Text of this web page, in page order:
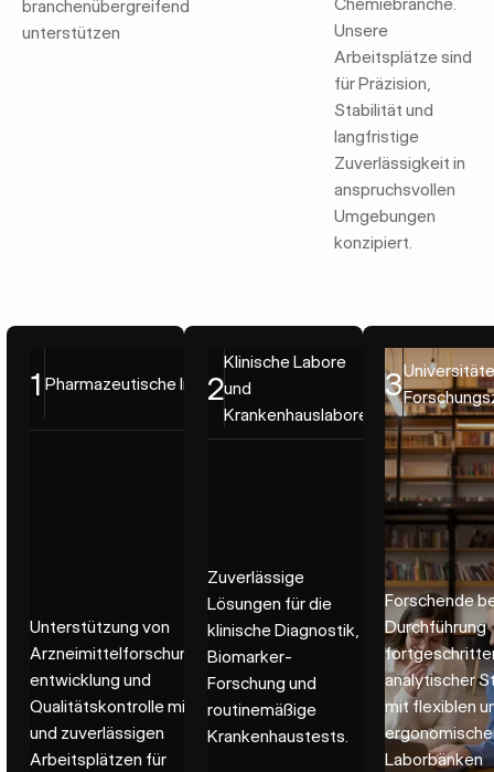
branchenübergreifend
unterstützen
Unsere
Arbeitsplätze sind
für Präzision,
Stabilität und
langfristige
Zuverlässigkeit in
anspruchsvollen
Umgebungen
konzipiert.
1 Pharmazeutische Industrie
Unterstützung von
Arzneimittelforschung, -
entwicklung und
Qualitätskontrolle mit stabilen
und zuverlässigen
Arbeitsplätzen für
Pharmazeutische Industrie
2
Klinische Labore
und
Krankenhauslabore
Zuverlässige
Lösungen für die
klinische Diagnostik,
Biomarker-
Forschung und
routinemäßige
Krankenhaustests.
Klinische Labore und
3
Forschende
Durchführung
analytischer
mit flexiblen
Laborbänken
Universitäten